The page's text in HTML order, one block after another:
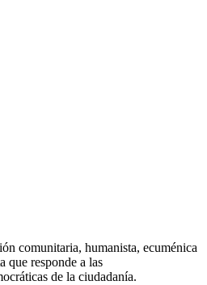
comunitaria, humanista, ecuménica
que responde a las
de la ciudadanía.